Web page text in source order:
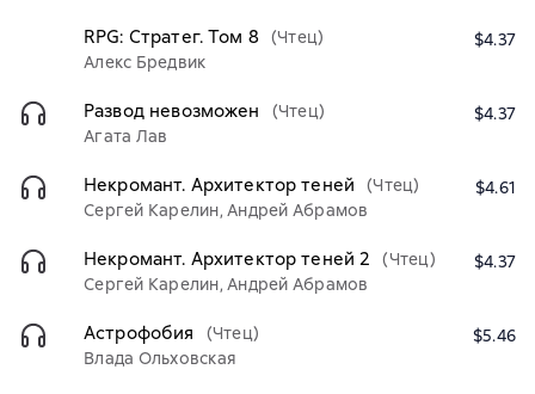
RPG: Стратег. Том 8
(Чтец)
Алекс Бредвик
$4.37
Развод невозможен
(Чтец)
Агата Лав
$4.37
Некромант. Архитектор теней
(Чтец)
Сергей Карелин, Андрей Абрамов
$4.61
Некромант. Архитектор теней 2
(Чтец)
Сергей Карелин, Андрей Абрамов
$4.37
Астрофобия
(Чтец)
Влада Ольховская
$5.46